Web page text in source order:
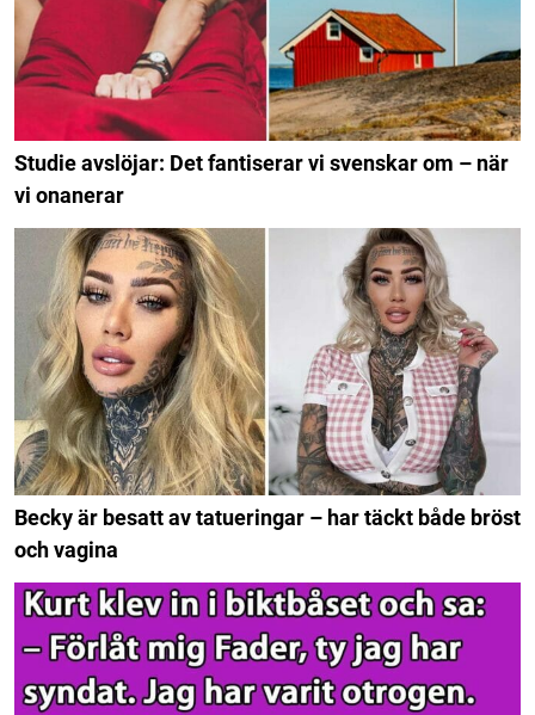
Studie avslöjar: Det fantiserar vi svenskar om – när
vi onanerar
Becky är besatt av tatueringar – har täckt både bröst
och vagina